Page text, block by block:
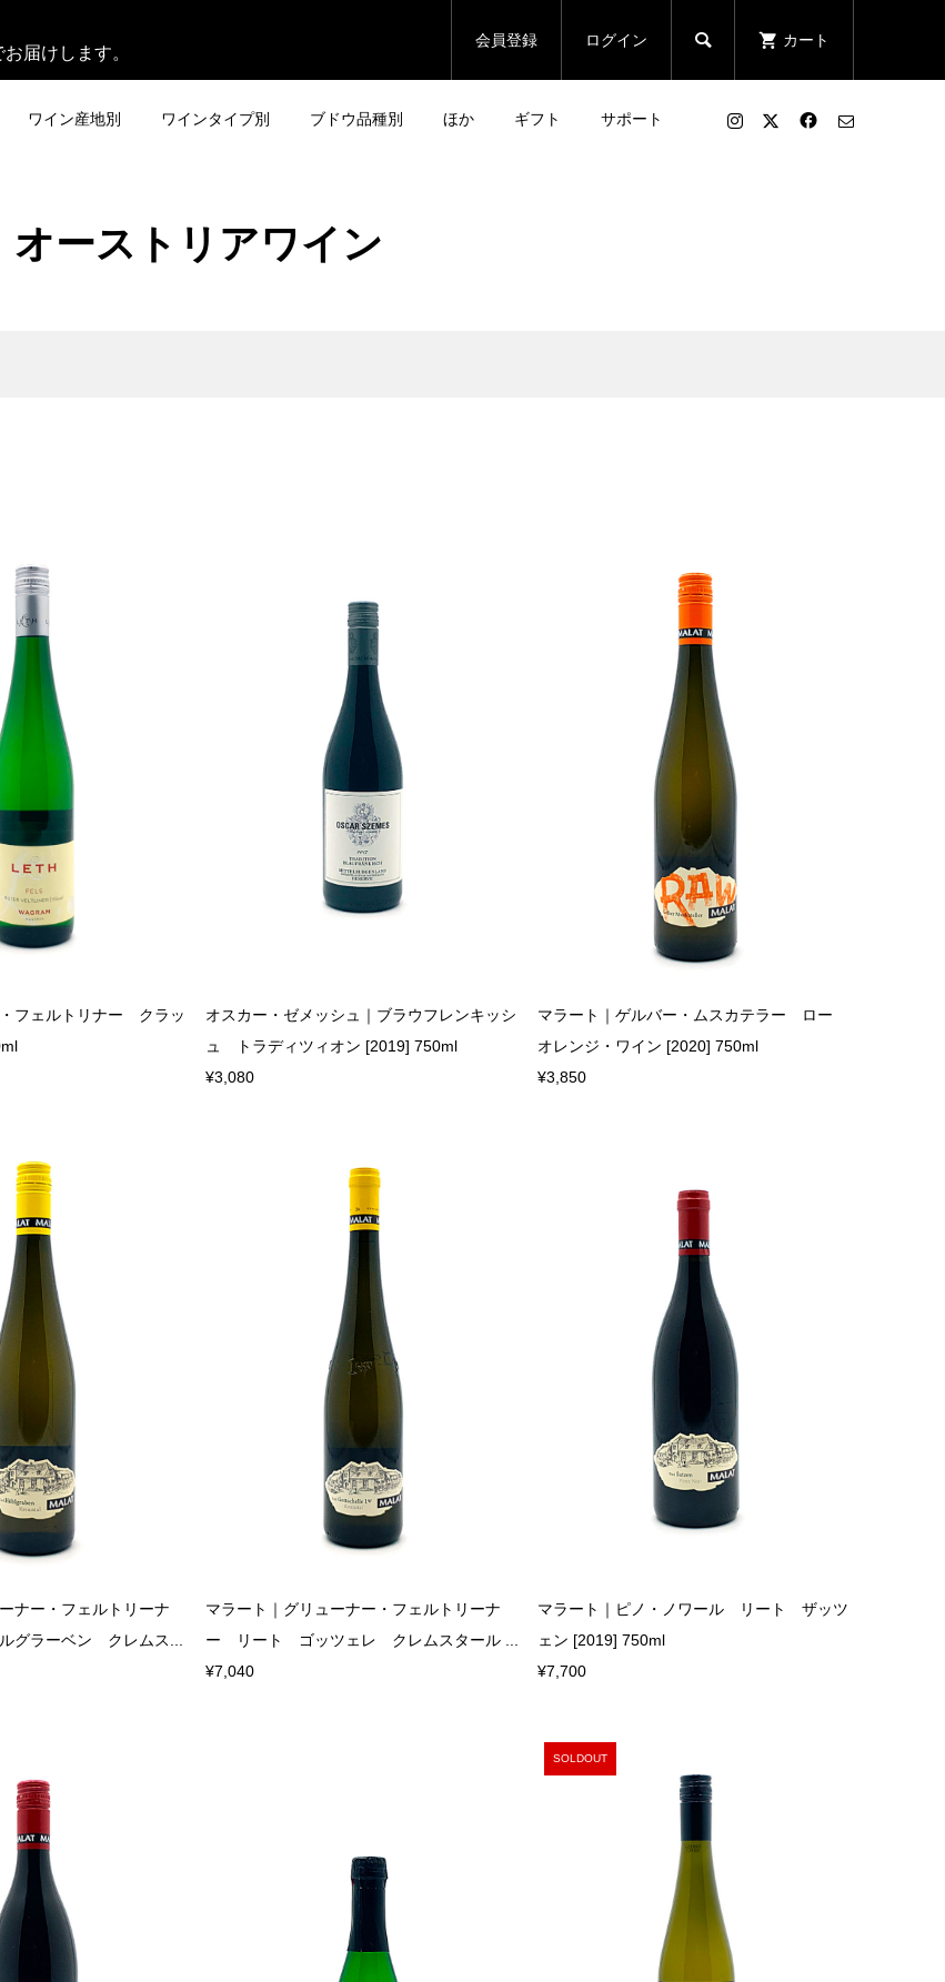
届けします。
会員登録 ログイン  カート
ワイン産地別 ワインタイプ別 ブドウ品種別 ほか ギフト サポート
オーストリアワイン
フェルトリナー クラッ
オスカー・ゼメッシュ｜ブラウフレンキッシ
ュ トラディツィオン [2019] 750ml
¥3,080
マラート｜ゲルバー・ムスカテラー ロー
オレンジ・ワイン [2020] 750ml
¥3,850
ナー・フェルトリーナ
グラーベン クレムス...
マラート｜グリューナー・フェルトリーナ
ー リート ゴッツェレ クレムスタール ...
¥7,040
マラート｜ピノ・ノワール リート ザッツ
ェン [2019] 750ml
¥7,700
SOLDOUT